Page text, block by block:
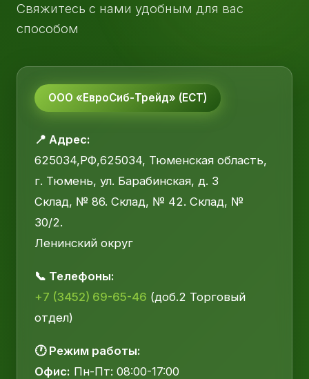
Свяжитесь с нами удобным для вас
способом
ООО «ЕвроСиб-Трейд» (ЕСТ)
📍 Адрес:
625034,РФ,625034, Тюменская область,
г. Тюмень, ул. Барабинская, д. 3
Склад, № 86. Склад, № 42. Склад, №
30/2.
Ленинский округ
📞 Телефоны:
+7 (3452) 69-65-46 (доб.2 Торговый
отдел)
🕐 Режим работы:
Офис: Пн-Пт: 08:00-17:00